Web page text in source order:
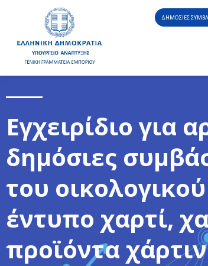
ΔΗΜΟΣΙΕΣ
Εγχειρίδιο για
δημόσιες
του
έντυπο χαρτί,
προϊόντα